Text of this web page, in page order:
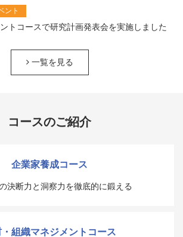
ント
トコースで研究計画発表会を実施しました
一覧を見る
コースのご紹介
企業家養成コース
決断力と洞察力を徹底的に鍛える
・組織マネジメントコース